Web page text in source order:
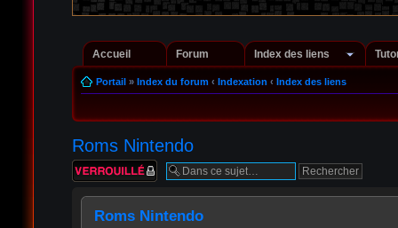
Accueil Forum Index des liens
Portail» Index du forum ‹ Indexation ‹ Index des liens
Roms Nintendo
Sujet verrouillé
Roms Nintendo